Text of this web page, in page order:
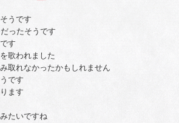
うです
ったそうです
す
歌われました
取れなかったかもしれません
です
ます
たいですね